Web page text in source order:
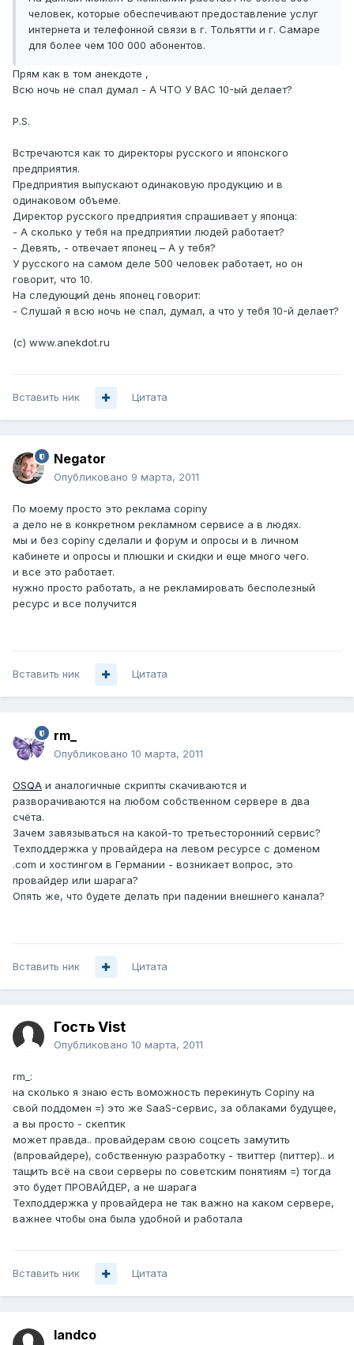
человек, которые обеспечивают предоставление услуг
интернета и телефонной связи в г. Тольятти и г. Самаре
для более чем 100 000 абонентов.
Прям как в том анекдоте ,
Всю ночь не спал думал - А ЧТО У ВАС 10-ый делает?
P.S.
Встречаются как то директоры русского и японского
предприятия.
Предприятия выпускают одинаковую продукцию и в
одинаковом объеме.
Директор русского предприятия спрашивает у японца:
- А сколько у тебя на предприятии людей работает?
- Девять, - отвечает японец – А у тебя?
У русского на самом деле 500 человек работает, но он
говорит, что 10.
На следующий день японец говорит:
- Слушай я всю ночь не спал, думал, а что у тебя 10-й делает?
(с) www.anekdot.ru
Вставить ник Цитата
Negator
Опубликовано 9 марта, 2011
По моему просто это реклама copiny
а дело не в конкретном рекламном сервисе а в людях.
мы и без copiny сделали и форум и опросы и в личном
кабинете и опросы и плюшки и скидки и еще много чего.
и все это работает.
нужно просто работать, а не рекламировать бесполезный
ресурс и все получится
Вставить ник Цитата
rm_
Опубликовано 10 марта, 2011
OSQA и аналогичные скрипты скачиваются и
разворачиваются на любом собственном сервере в два
счёта.
Зачем завязываться на какой-то третьесторонний сервис?
Техподдержка у провайдера на левом ресурсе с доменом
.com и хостингом в Германии - возникает вопрос, это
провайдер или шарага?
Опять же, что будете делать при падении внешнего канала?
Вставить ник Цитата
Гость Vist
Опубликовано 10 марта, 2011
rm_:
на сколько я знаю есть воможность перекинуть Copiny на
свой поддомен =) это же SaaS-сервис, за облаками будущее,
а вы просто - скептик
может правда.. провайдерам свою соцсеть замутить
(впровайдере), собственную разработку - твиттер (питтер).. и
тащить всё на свои серверы по советским понятиям =) тогда
это будет ПРОВАЙДЕР, а не шарага
Техподдержка у провайдера не так важно на каком сервере,
важнее чтобы она была удобной и работала
Вставить ник Цитата
landco